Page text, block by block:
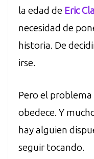
la edad de Eric
necesidad de
historia. De
irse.
Pero el problema
obedece. Y
hay alguien
seguir tocando.